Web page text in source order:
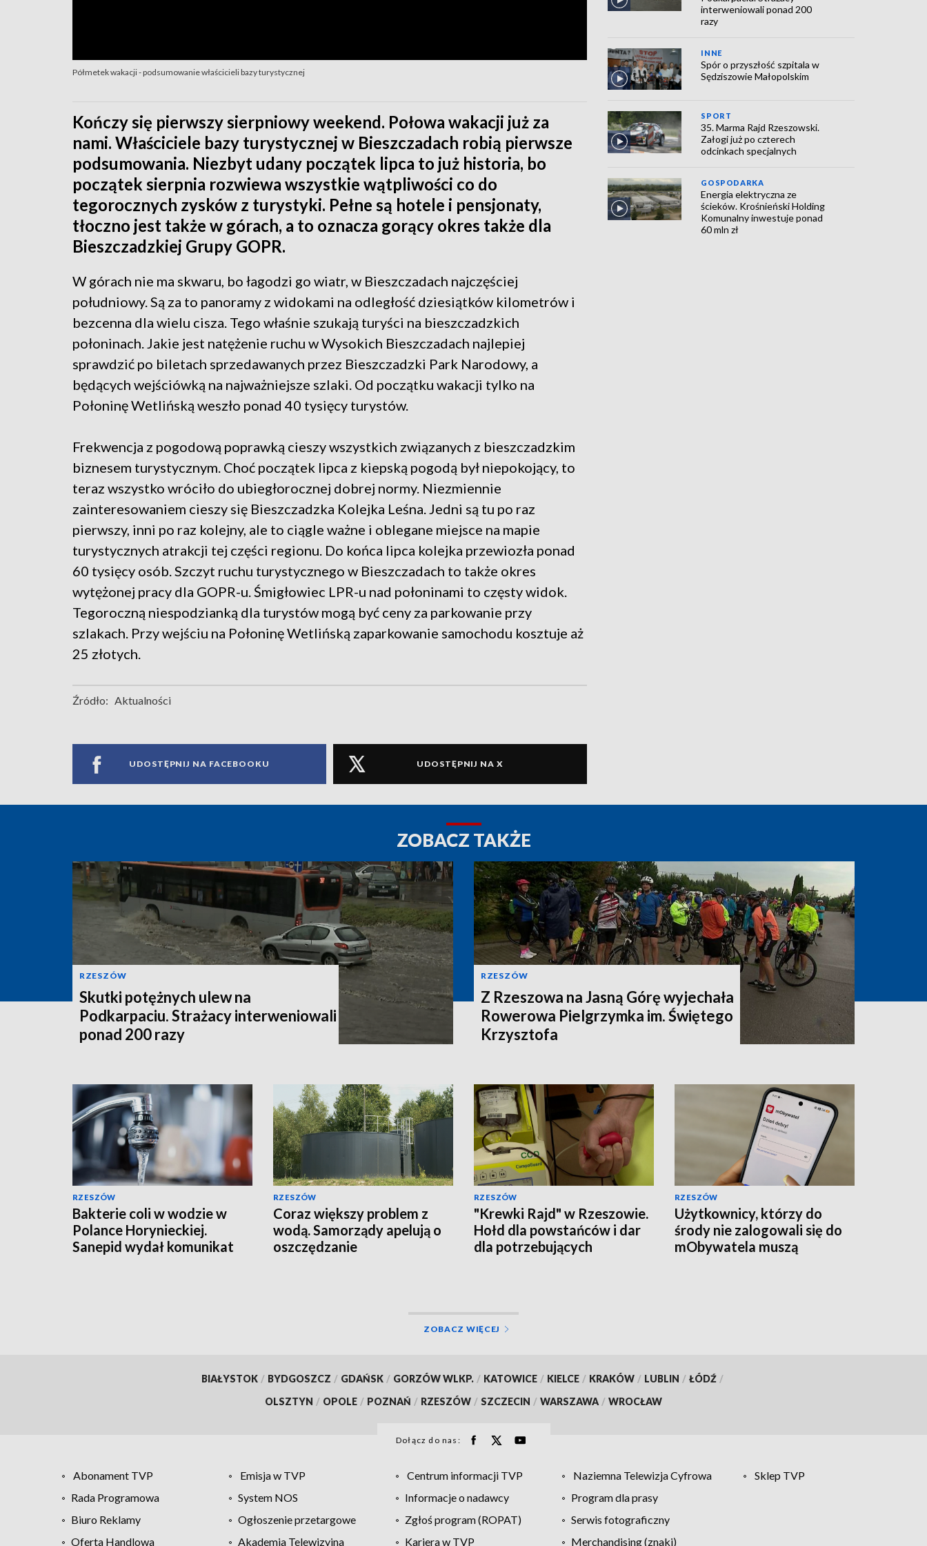
Półmetek wakacji - podsumowanie właścicieli bazy turystycznej
Kończy się pierwszy sierpniowy weekend. Połowa wakacji już za
nami. Właściciele bazy turystycznej w Bieszczadach robią pierwsze
podsumowania. Niezbyt udany początek lipca to już historia, bo
początek sierpnia rozwiewa wszystkie wątpliwości co do
tegorocznych zysków z turystyki. Pełne są hotele i pensjonaty,
tłoczno jest także w górach, a to oznacza gorący okres także dla
Bieszczadzkiej Grupy GOPR.
W górach nie ma skwaru, bo łagodzi go wiatr, w Bieszczadach najczęściej
południowy. Są za to panoramy z widokami na odległość dziesiątków kilometrów i
bezcenna dla wielu cisza. Tego właśnie szukają turyści na bieszczadzkich
połoninach. Jakie jest natężenie ruchu w Wysokich Bieszczadach najlepiej
sprawdzić po biletach sprzedawanych przez Bieszczadzki Park Narodowy, a
będących wejściówką na najważniejsze szlaki. Od początku wakacji tylko na
Połoninę Wetlińską weszło ponad 40 tysięcy turystów.
Frekwencja z pogodową poprawką cieszy wszystkich związanych z bieszczadzkim
biznesem turystycznym. Choć początek lipca z kiepską pogodą był niepokojący, to
teraz wszystko wróciło do ubiegłorocznej dobrej normy. Niezmiennie
zainteresowaniem cieszy się Bieszczadzka Kolejka Leśna. Jedni są tu po raz
pierwszy, inni po raz kolejny, ale to ciągle ważne i oblegane miejsce na mapie
turystycznych atrakcji tej części regionu. Do końca lipca kolejka przewiozła ponad
60 tysięcy osób. Szczyt ruchu turystycznego w Bieszczadach to także okres
wytężonej pracy dla GOPR-u. Śmigłowiec LPR-u nad połoninami to częsty widok.
Tegoroczną niespodzianką dla turystów mogą być ceny za parkowanie przy
szlakach. Przy wejściu na Połoninę Wetlińską zaparkowanie samochodu kosztuje aż
25 złotych.
Źródło: Aktualności
UDOSTĘPNIJ NA FACEBOOKU UDOSTĘPNIJ NA X
interweniowali ponad 200
razy
INNE
Spór o przyszłość szpitala w
Sędziszowie Małopolskim
SPORT
35. Marma Rajd Rzeszowski.
Załogi już po czterech
odcinkach specjalnych
GOSPODARKA
Energia elektryczna ze
ścieków. Krośnieński Holding
Komunalny inwestuje ponad
60 mln zł
ZOBACZ TAKŻE
RZESZÓW
Skutki potężnych ulew na
Podkarpaciu. Strażacy interweniowali
ponad 200 razy
RZESZÓW
Z Rzeszowa na Jasną Górę wyjechała
Rowerowa Pielgrzymka im. Świętego
Krzysztofa
RZESZÓW
Bakterie coli w wodzie w
Polance Horynieckiej.
Sanepid wydał komunikat
RZESZÓW
Coraz większy problem z
wodą. Samorządy apelują o
oszczędzanie
RZESZÓW
"Krewki Rajd" w Rzeszowie.
Hołd dla powstańców i dar
dla potrzebujących
RZESZÓW
Użytkownicy, którzy do
środy nie zalogowali się do
mObywatela muszą
ZOBACZ WIĘCEJ
BIAŁYSTOK / BYDGOSZCZ / GDAŃSK / GORZÓW WLKP. / KATOWICE / KIELCE / KRAKÓW / LUBLIN / ŁÓDŹ /
OLSZTYN / OPOLE / POZNAŃ / RZESZÓW / SZCZECIN / WARSZAWA / WROCŁAW
Dołącz do nas:
Abonament TVP Emisja w TVP Centrum informacji TVP Naziemna Telewizja Cyfrowa
Sklep TVP
Rada Programowa
System NOS Informacje o nadawcy
Program dla prasy
Biuro Reklamy
Ogłoszenie przetargowe Zgłoś program (ROPAT)
Serwis fotograficzny
Oferta Handlowa
Akademia Telewizyjna Kariera w TVP Merchandising (znaki)